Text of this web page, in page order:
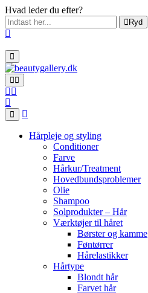
Hvad leder du efter?
Ryd
Hårpleje og styling
Conditioner
Farve
Hårkur/Treatment
Hovedbundsproblemer
Olie
Shampoo
Solprodukter – Hår
Værktøjer til håret
Børster og kamme
Føntørrer
Hårelastikker
Hårtype
Blondt hår
Farvet hår